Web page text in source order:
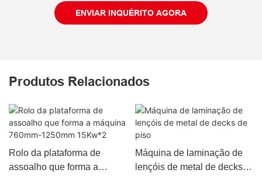
ENVIAR INQUÉRITO AGORA
Produtos Relacionados
Rolo da plataforma de
assoalho que forma a
Máquina de laminação de
lençóis de metal de decks